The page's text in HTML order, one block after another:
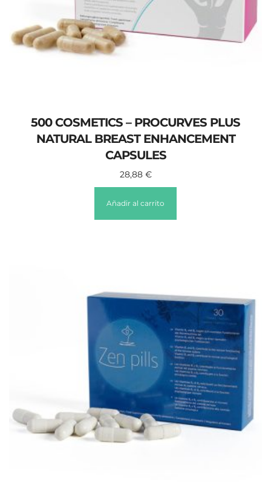
500 COSMETICS – PROCURVES PLUS
NATURAL BREAST ENHANCEMENT
CAPSULES
28,88 €
Añadir al carrito